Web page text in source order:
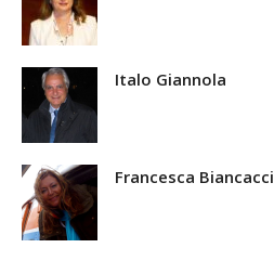
Italo Giannola
Francesca Biancacci